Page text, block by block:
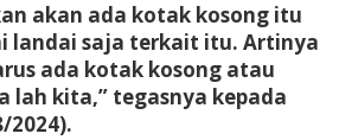
akan ada kotak kosong itu
landai saja terkait itu. Artinya
ada kotak kosong atau
lah kita,” tegasnya kepada
2024).